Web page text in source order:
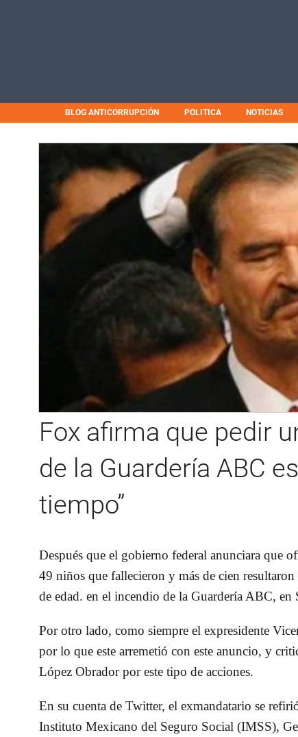
BLOG ANTICORRUPCIÓN POLITICA NOTICIAS
Fox afirma que pedir
de la Guardería ABC
tiempo”
Después que el gobierno federal anunciara que
49 niños que fallecieron y más de cien
de edad. en el incendio de la Guardería ABC, en
Por otro lado, como siempre el expresidente
por lo que este arremetió con este anuncio, y
López Obrador por este tipo de acciones.
En su cuenta de Twitter, el exmandatario se
Instituto Mexicano del Seguro Social (IMSS),